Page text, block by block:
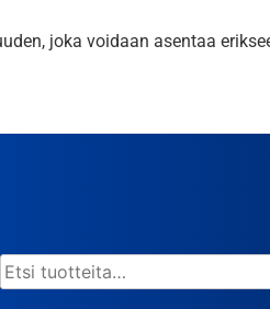
joka voidaan asentaa
Etsi: